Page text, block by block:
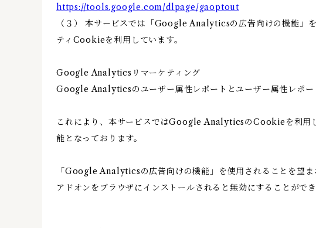
https://tools.google.com/dlpage/gaoptout
（３） 本サービスでは「Google Analyticsの広告向けの機能
ティCookieを利用しています。
Google Analyticsリマーケティング
Google Analyticsのユーザー属性レポートとユーザー属性レポー
これにより、本サービスではGoogle AnalyticsのCookieを利用
能となっております。
「Google Analyticsの広告向けの機能」を使用されることを望
アドオンをブラウザにインストールされると無効にすることができ